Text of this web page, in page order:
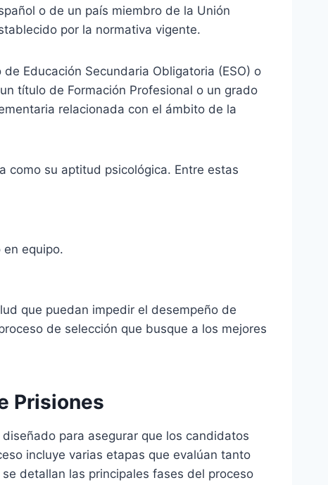
o de un país miembro de la Unión
por la normativa vigente.
Educación Secundaria Obligatoria (ESO) o
título de Formación Profesional o un grado
relacionada con el ámbito de la
como su aptitud psicológica. Entre estas
equipo.
que puedan impedir el desempeño de
de selección que busque a los mejores
Prisiones
para asegurar que los candidatos
incluye varias etapas que evalúan tanto
detallan las principales fases del proceso